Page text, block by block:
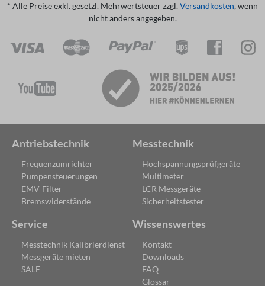
* Alle Preise exkl. gesetzl. Mehrwertsteuer zzgl. Versandkosten, wenn
nicht anders angegeben.
Antriebstechnik
Frequenzumrichter
Pumpensteuerungen
EMV-Filter
Bremswiderstände
Messtechnik
Hochspannungsprüfgeräte
Multimeter
LCR Messgeräte
Sicherheitstester
Service
Messtechnik Kalibrierdienst
Messgeräte mieten
SALE
Wissenswertes
Kontakt
Downloads
FAQ
Glossar